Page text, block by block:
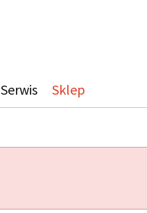
Serwis Sklep